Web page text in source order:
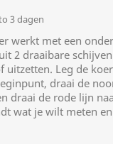
3 dagen
werkt met een
2 draaibare
uitzetten. Leg de
draai de
draai de rode lijn
wat je wilt meten